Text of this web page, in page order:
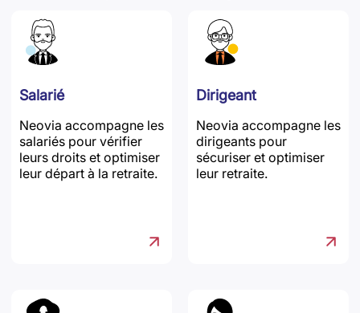
Salarié
Neovia accompagne les
salariés pour vérifier
leurs droits et optimiser
leur départ à la retraite.
Dirigeant
Neovia accompagne les
dirigeants pour
sécuriser et optimiser
leur retraite.